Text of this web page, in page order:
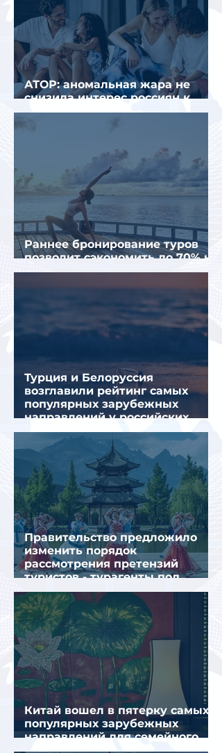
АТОР: аномальная жара не
снизила интерес россиян к
летнему отдыху в Европе
Раннее бронирование туров
позволит сэкономить до 70% на
летнем отдыхе — АТОР
Турция и Белоруссия
возглавили рейтинг самых
популярных зарубежных
направлений у российских
туристов летом
Правительство предложило
изменить порядок
рассмотрения претензий
туристов - турагенты под
ударом!
Китай вошел в пятерку самых
популярных зарубежных
направлений для семейного
отдыха летом